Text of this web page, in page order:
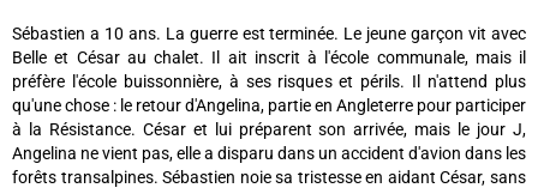
Sébastien a 10 ans. La guerre est terminée. Le jeune garçon vit avec
Belle et César au chalet. Il ait inscrit à l'école communale, mais il
préfère l'école buissonnière, à ses risques et périls. Il n'attend plus
qu'une chose : le retour d'Angelina, partie en Angleterre pour participer
à la Résistance. César et lui préparent son arrivée, mais le jour J,
Angelina ne vient pas, elle a disparu dans un accident d'avion dans les
forêts transalpines. Sébastien noie sa tristesse en aidant César, sans